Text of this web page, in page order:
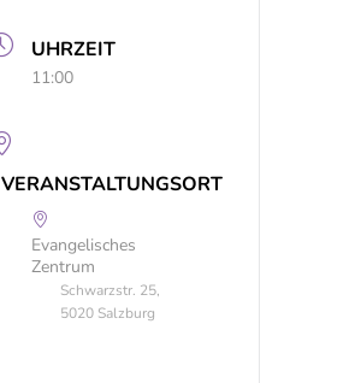
UHRZEIT
11:00
VERANSTALTUNGSORT
Evangelisches
Zentrum
Schwarzstr. 25,
5020 Salzburg